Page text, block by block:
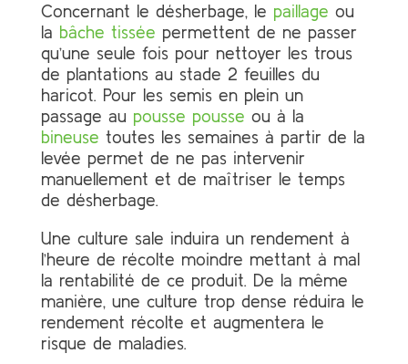
Concernant le désherbage, le paillage ou
la bâche tissée permettent de ne passer
qu’une seule fois pour nettoyer les trous
de plantations au stade 2 feuilles du
haricot. Pour les semis en plein un
passage au pousse pousse ou à la
bineuse toutes les semaines à partir de la
levée permet de ne pas intervenir
manuellement et de maîtriser le temps
de désherbage.
Une culture sale induira un rendement à
l’heure de récolte moindre mettant à mal
la rentabilité de ce produit. De la même
manière, une culture trop dense réduira le
rendement récolte et augmentera le
risque de maladies.